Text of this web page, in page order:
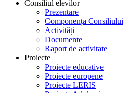
Consiliul elevilor
Prezentare
Componența Consiliului
Activități
Documente
Raport de activitate
Proiecte
Proiecte educative
Proiecte europene
Proiecte LERIS